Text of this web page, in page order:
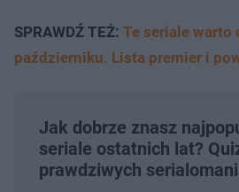
SPRAWDŹ TEŻ: Te seriale warto
październiku. Lista premier i
Jak dobrze znasz
seriale ostatnich lat?
prawdziwych